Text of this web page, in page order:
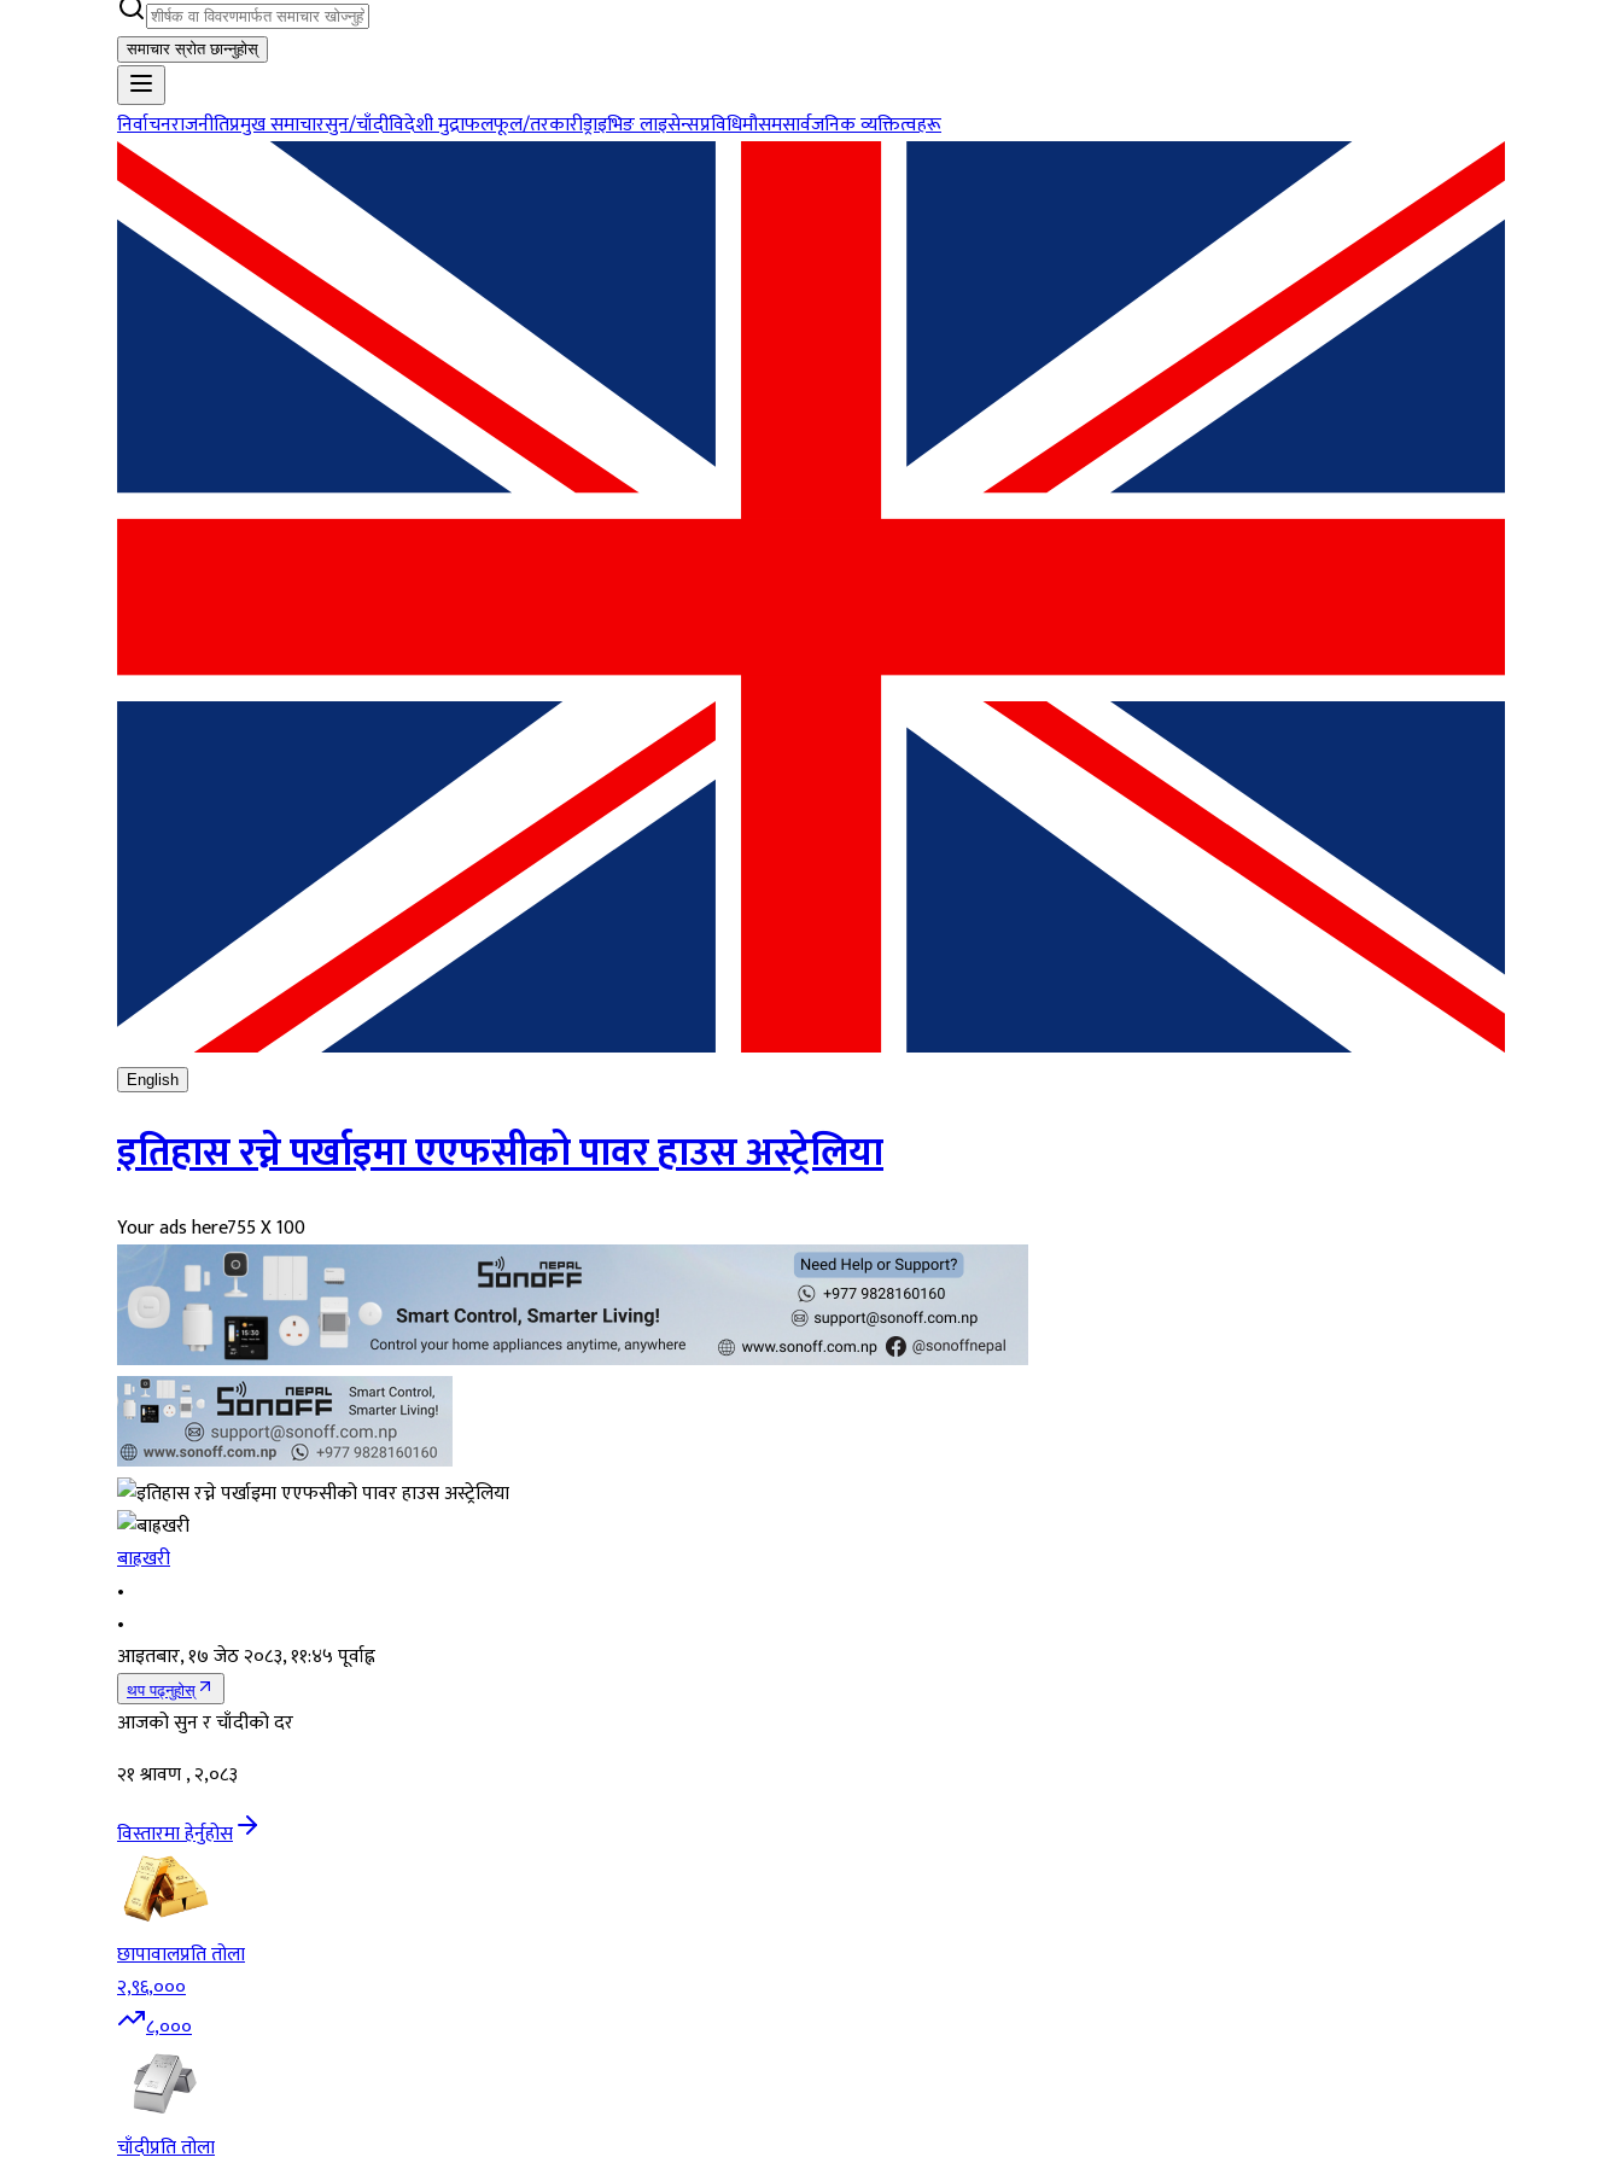
समाचार स्रोत छान्नुहोस्
निर्वाचनराजनीतिप्रमुख समाचारसुन/चाँदीविदेशी मुद्राफलफूल/तरकारीड्राइभिङ लाइसेन्सप्रविधिमौसमसार्वजनिक व्यक्तित्वहरू
English
इतिहास रच्ने पर्खाइमा एएफसीको पावर हाउस अस्ट्रेलिया
Your ads here755 X 100
बाह्रखरी
•
•
आइतबार, १७ जेठ २०८३, ११:४५ पूर्वाह्न
थप पढ्नुहोस्
आजको सुन र चाँदीको दर
२१ श्रावण , २,०८३
विस्तारमा हेर्नुहोस
छापावालप्रति तोला
२,९६,०००
८,०००
चाँदीप्रति तोला